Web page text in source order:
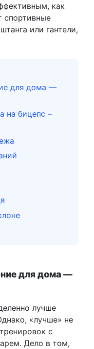
как
спортивные
или гантели,
для дома —
на бицепс –
для дома —
лучше
«лучше» не
с
Дело в том,